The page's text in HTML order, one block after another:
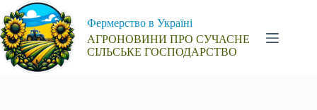
Перейти
до
вмісту
Фермерство в Україні
АГРОНОВИНИ ПРО СУЧАСНЕ
СІЛЬСЬКЕ ГОСПОДАРСТВО